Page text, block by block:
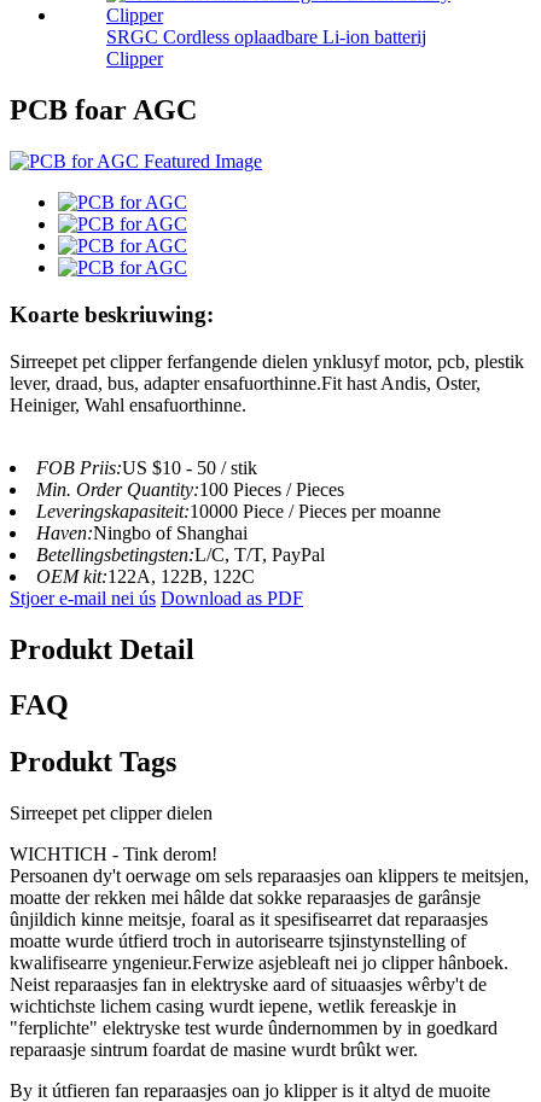
SRGC Cordless oplaadbare Li-ion batterij
Clipper
PCB foar AGC
Koarte beskriuwing:
Sirreepet pet clipper ferfangende dielen ynklusyf motor, pcb, plestik
lever, draad, bus, adapter ensafuorthinne.Fit hast Andis, Oster,
Heiniger, Wahl ensafuorthinne.
FOB Priis:US $10 - 50 / stik
Min. Order Quantity:100 Pieces / Pieces
Leveringskapasiteit:10000 Piece / Pieces per moanne
Haven:Ningbo of Shanghai
Betellingsbetingsten:L/C, T/T, PayPal
OEM kit:122A, 122B, 122C
Stjoer e-mail nei ús Download as PDF
Produkt Detail
FAQ
Produkt Tags
Sirreepet pet clipper dielen
WICHTICH - Tink derom!
Persoanen dy't oerwage om sels reparaasjes oan klippers te meitsjen,
moatte der rekken mei hâlde dat sokke reparaasjes de garânsje
ûnjildich kinne meitsje, foaral as it spesifisearret dat reparaasjes
moatte wurde útfierd troch in autorisearre tsjinstynstelling of
kwalifisearre yngenieur.Ferwize asjebleaft nei jo clipper hânboek.
Neist reparaasjes fan in elektryske aard of situaasjes wêrby't de
wichtichste lichem casing wurdt iepene, wetlik fereaskje in
"ferplichte" elektryske test wurde ûndernommen by in goedkard
reparaasje sintrum foardat de masine wurdt brûkt wer.
By it útfieren fan reparaasjes oan jo klipper is it altyd de muoite